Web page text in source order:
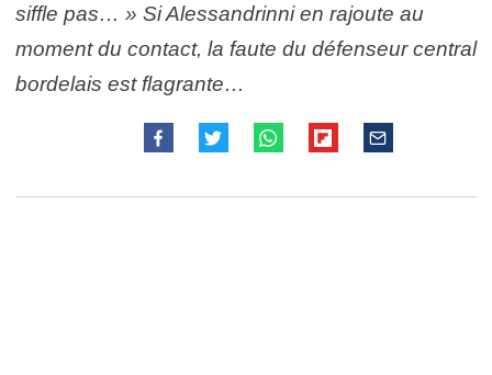
siffle pas… » Si Alessandrinni en rajoute au
moment du contact, la faute du défenseur central
bordelais est flagrante…